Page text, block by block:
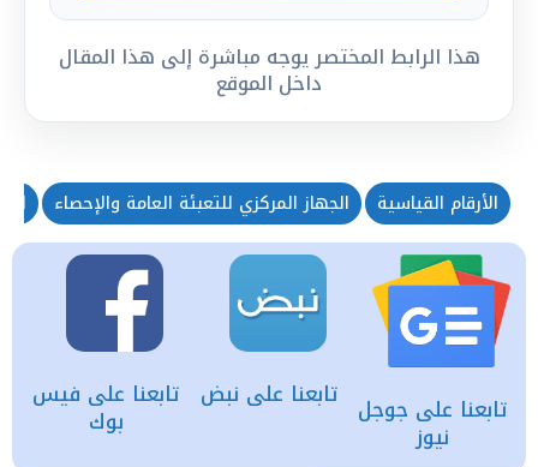
هذا الرابط المختصر يوجه مباشرة إلى هذا المقال
داخل الموقع
الأرقام القياسية الجهاز المركزي للتعبئة العامة والإحصاء
تابعنا على فيس
بوك
تابعنا على نبض تابعنا على جوجل
نيوز